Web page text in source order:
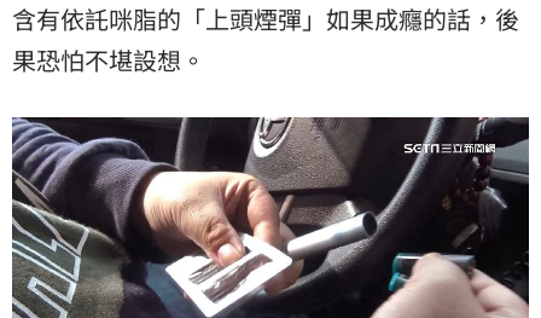
含有依託咪脂的「上頭煙彈」如果成癮的話，後
果恐怕不堪設想。